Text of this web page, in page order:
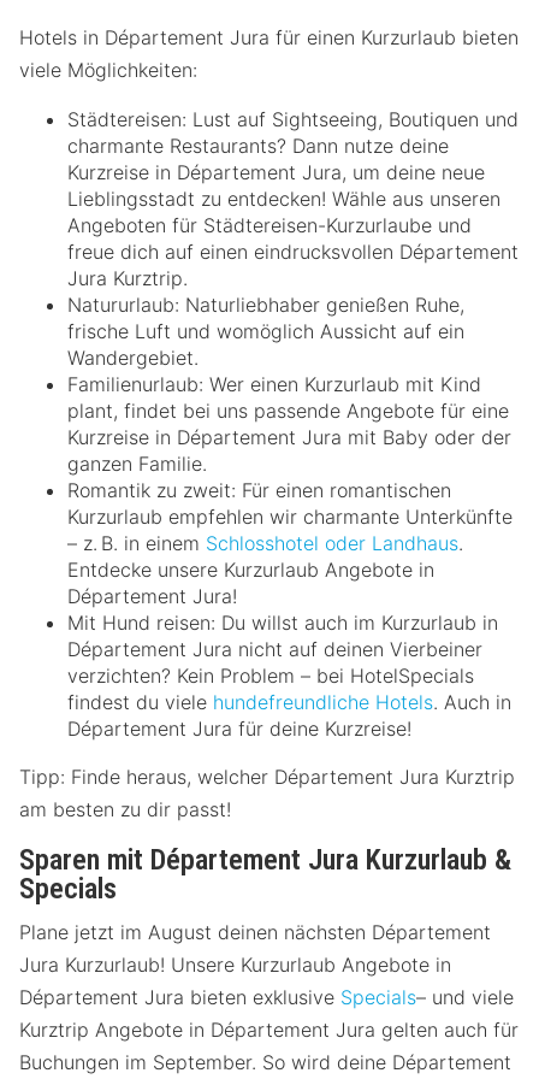
Hotels in Département Jura für einen Kurzurlaub bieten
viele Möglichkeiten:
Städtereisen: Lust auf Sightseeing, Boutiquen und
charmante Restaurants? Dann nutze deine
Kurzreise in Département Jura, um deine neue
Lieblingsstadt zu entdecken! Wähle aus unseren
Angeboten für Städtereisen-Kurzurlaube und
freue dich auf einen eindrucksvollen Département
Jura Kurztrip.
Natururlaub: Naturliebhaber genießen Ruhe,
frische Luft und womöglich Aussicht auf ein
Wandergebiet.
Familienurlaub: Wer einen Kurzurlaub mit Kind
plant, findet bei uns passende Angebote für eine
Kurzreise in Département Jura mit Baby oder der
ganzen Familie.
Romantik zu zweit: Für einen romantischen
Kurzurlaub empfehlen wir charmante Unterkünfte
– z. B. in einem Schlosshotel oder Landhaus.
Entdecke unsere Kurzurlaub Angebote in
Département Jura!
Mit Hund reisen: Du willst auch im Kurzurlaub in
Département Jura nicht auf deinen Vierbeiner
verzichten? Kein Problem – bei HotelSpecials
findest du viele hundefreundliche Hotels. Auch in
Département Jura für deine Kurzreise!
Tipp: Finde heraus, welcher Département Jura Kurztrip
am besten zu dir passt!
Sparen mit Département Jura Kurzurlaub &
Specials
Plane jetzt im August deinen nächsten Département
Jura Kurzurlaub! Unsere Kurzurlaub Angebote in
Département Jura bieten exklusive Specials– und viele
Kurztrip Angebote in Département Jura gelten auch für
Buchungen im September. So wird deine Département